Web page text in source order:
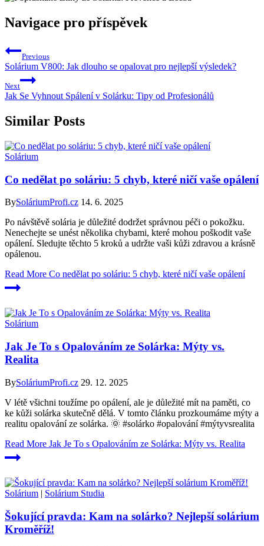
Navigace pro příspěvek
Previous
Solárium V800: Jak dlouho se opalovat pro nejlepší výsledek?
Next
Jak Se Vyhnout Spálení v Solárku: Tipy od Profesionálů
Similar Posts
Solárium
Co nedělat po soláriu: 5 chyb, které ničí vaše opálení
BySoláriumProfi.cz 14. 6. 2025
Po návštěvě solária je důležité dodržet správnou péči o pokožku.
Nenechejte se unést několika chybami, které mohou poškodit vaše
opálení. Sledujte těchto 5 kroků a udržte vaši kůži zdravou a krásně
opálenou.
Read More Co nedělat po soláriu: 5 chyb, které ničí vaše opálení
Solárium
Jak Je To s Opalováním ze Solárka: Mýty vs.
Realita
BySoláriumProfi.cz 29. 12. 2025
V létě všichni toužíme po opálení, ale je důležité mít na paměti, co
ke kůži solárka skutečně dělá. V tomto článku prozkoumáme mýty a
realitu opalování ze solárka. 🌞 #solárko #opalování #mýtyvsrealita
Read More Jak Je To s Opalováním ze Solárka: Mýty vs. Realita
Solárium | Solárium Studia
Šokující pravda: Kam na solárko? Nejlepší solárium
Kroměříž!